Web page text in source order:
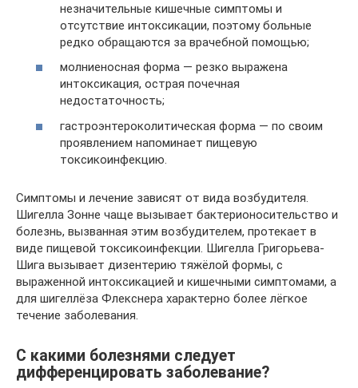
незначительные кишечные симптомы и
отсутствие интоксикации, поэтому больные
редко обращаются за врачебной помощью;
молниеносная форма — резко выражена
интоксикация, острая почечная
недостаточность;
гастроэнтероколитическая форма — по своим
проявлением напоминает пищевую
токсикоинфекцию.
Симптомы и лечение зависят от вида возбудителя.
Шигелла Зонне чаще вызывает бактерионосительство и
болезнь, вызванная этим возбудителем, протекает в
виде пищевой токсикоинфекции. Шигелла Григорьева-
Шига вызывает дизентерию тяжёлой формы, с
выраженной интоксикацией и кишечными симптомами, а
для шигеллёза Флекснера характерно более лёгкое
течение заболевания.
С какими болезнями следует
дифференцировать заболевание?